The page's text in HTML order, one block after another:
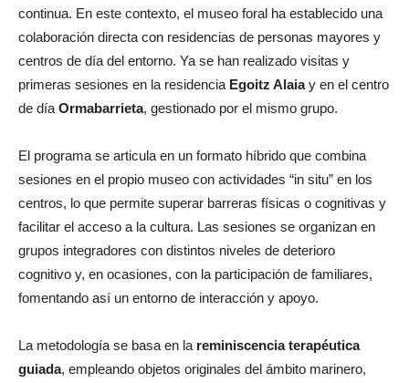
continua. En este contexto, el museo foral ha establecido una
colaboración directa con residencias de personas mayores y
centros de día del entorno. Ya se han realizado visitas y
primeras sesiones en la residencia Egoitz Alaiay en el centro
de día Ormabarrieta, gestionado por el mismo grupo.
El programa se articula en un formato híbrido que combina
sesiones en el propio museo con actividades “in situ” en los
centros, lo que permite superar barreras físicas o cognitivas y
facilitar el acceso a la cultura. Las sesiones se organizan en
grupos integradores con distintos niveles de deterioro
cognitivo y, en ocasiones, con la participación de familiares,
fomentando así un entorno de interacción y apoyo.
La metodología se basa en la reminiscencia terapéutica
guiada, empleando objetos originales del ámbito marinero,